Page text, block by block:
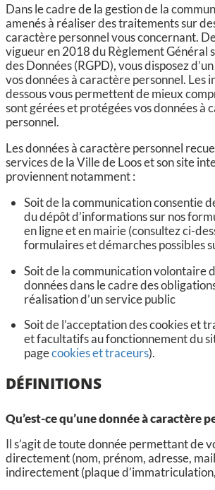
CCAS, SOLIDARITÉ ET SANTÉ
POLICE MUNICIPALE
Dans le cadre de la gestion de la
amenés à réaliser des traitements sur
caractère personnel vous concernant.
vigueur en 2018 du Règlement Général
des Données (RGPD), vous disposez
vos données à caractère personnel. Les
dessous vous permettent de mieux
sont gérées et protégées vos données à
personnel.
Les données à caractère personnel
services de la Ville de Loos et son site
proviennent notamment :
Soit de la communication consentie
du dépôt d’informations sur nos
en ligne et en mairie (consultez ci-
formulaires et démarches possibles
Soit de la communication volontaire
données dans le cadre des
réalisation d’un service public
Soit de l’acceptation des cookies et
et facultatifs au fonctionnement du
pagecookies et traceurs).
DÉFINITIONS
Qu’est-ce qu’une donnée à caractère
Il s’agit de toute donnée permettant de
directement (nom, prénom, adresse,
indirectement (plaque